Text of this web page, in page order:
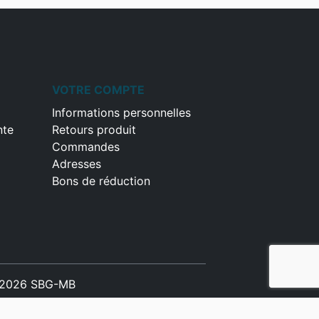
VOTRE COMPTE
Informations personnelles
Retours produit
Commandes
Adresses
Bons de réduction
SBG-MB